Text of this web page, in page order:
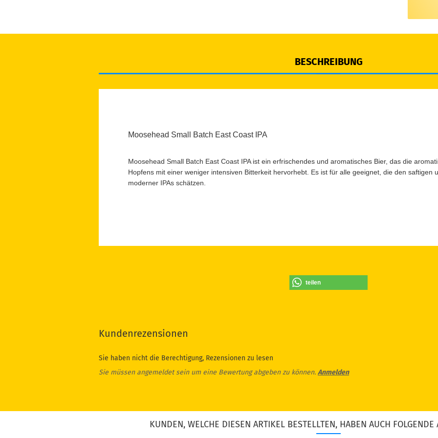
BESCHREIBUNG
Moosehead Small Batch East Coast IPA
Moosehead Small Batch East Coast IPA ist ein erfrischendes und aromatisches Bier, das die
Hopfens mit einer weniger intensiven Bitterkeit hervorhebt. Es ist für alle geeignet, die den saftigen
moderner IPAs schätzen.
teilen
Kundenrezensionen
Sie haben nicht die Berechtigung, Rezensionen zu lesen
Sie müssen angemeldet sein um eine Bewertung abgeben zu können. Anmelden
KUNDEN, WELCHE DIESEN ARTIKEL BESTELLTEN, HABEN AUCH FOLGENDE